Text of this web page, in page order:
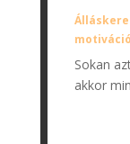
Sokan
akkor